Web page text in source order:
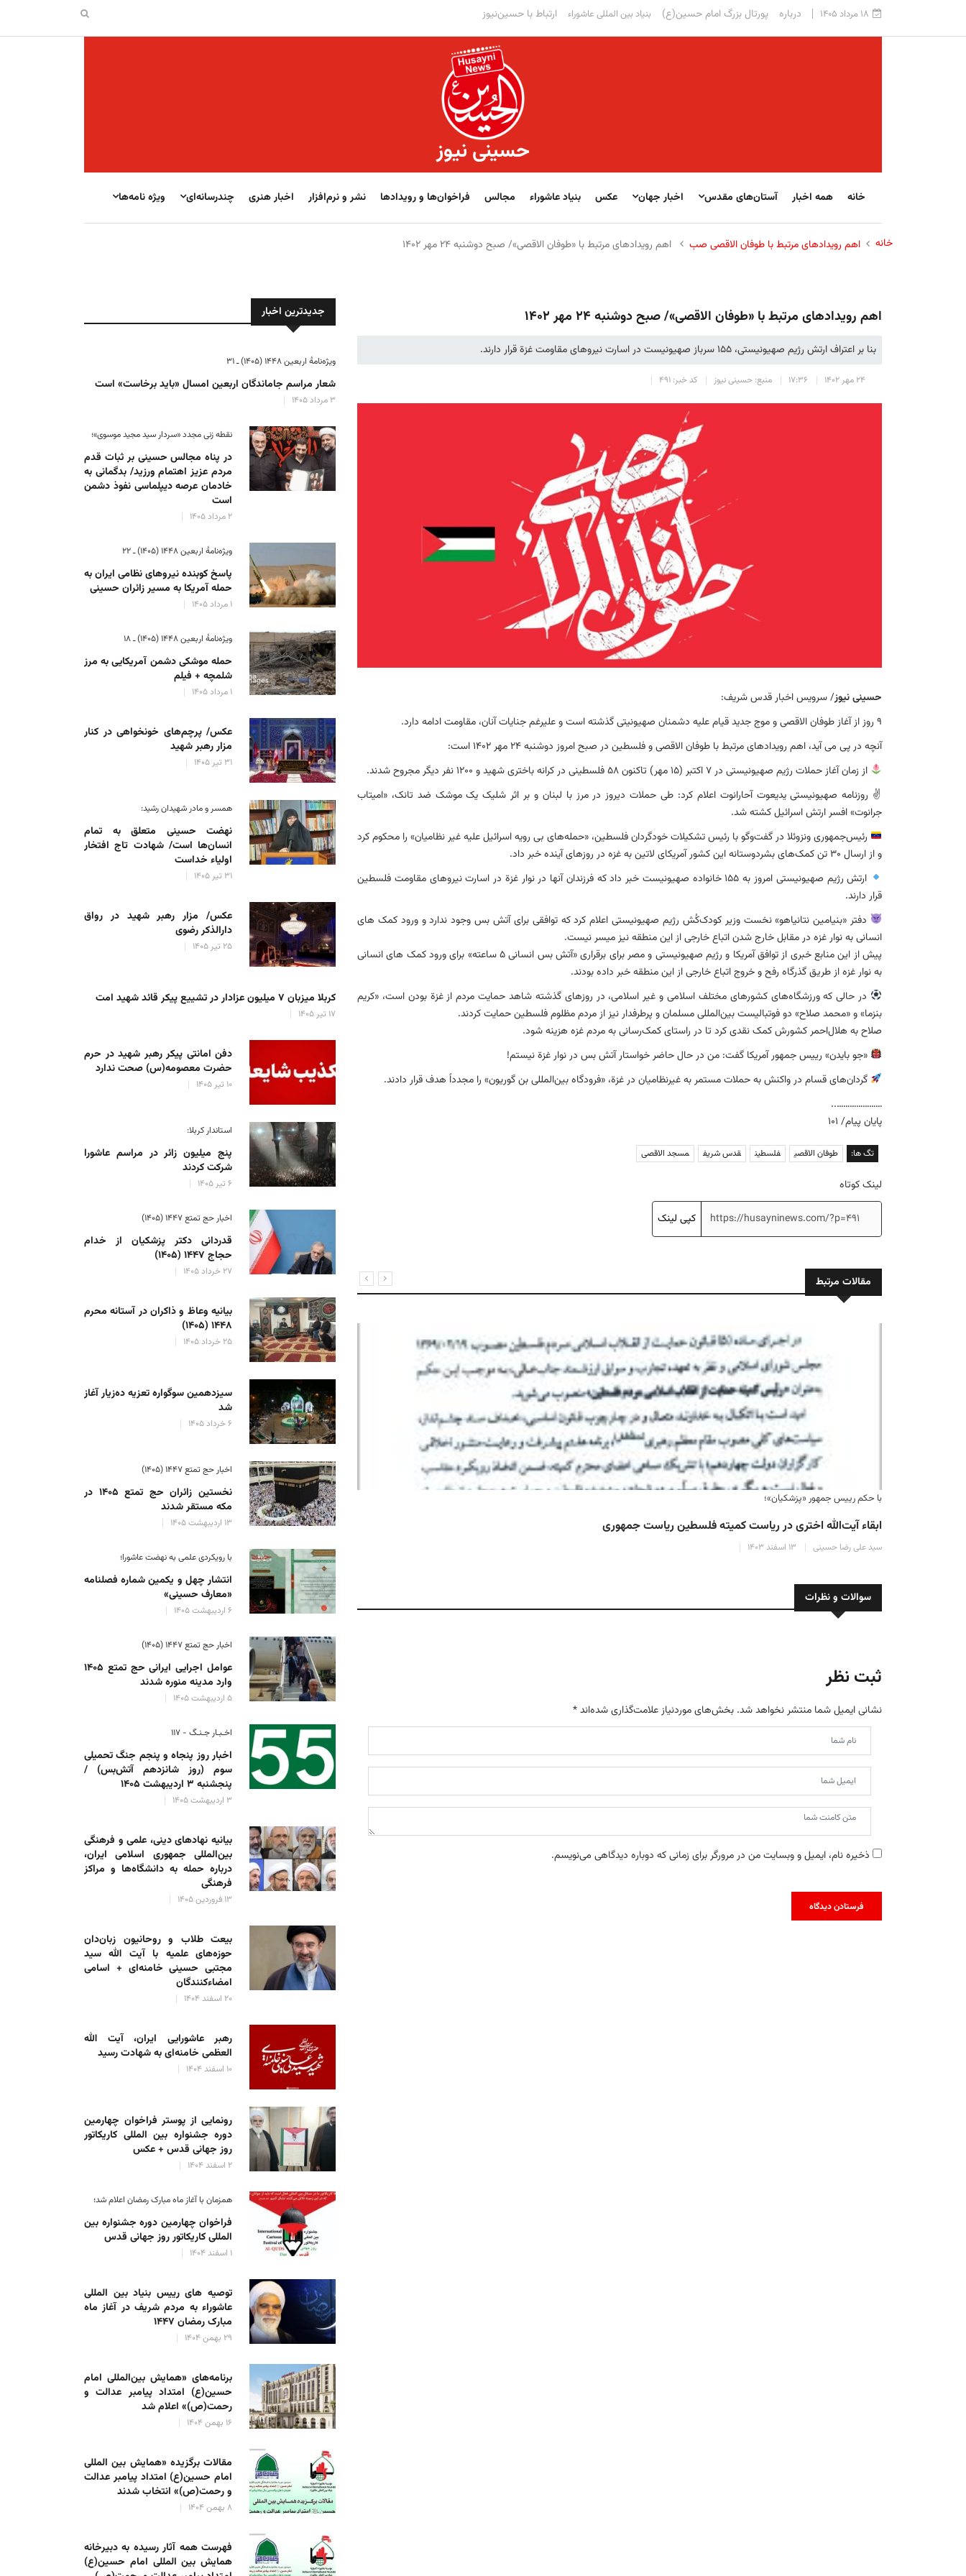
۱۸ مرداد ۱۴۰۵ درباره پورتال بزرگ امام حسین(ع) بنیاد بین المللی عاشوراء ارتباط با حسین‌نیوز
حسینی نیوز
خانه همه اخبار آستان‌های مقدس اخبار جهان عکس بنیاد عاشوراء مجالس فراخوان‌‏‏‏ها و رویدادها نشر و نرم‌افزار اخبار هنری چندرسانه‌ای ویژه نامه‌ها
خانه اهم رویدادهای مرتبط با طوفان الاقصی صب اهم رویدادهای مرتبط با «طوفان الاقصی»/ صبح دوشنبه ۲۴ مهر ۱۴۰۲
اهم رویدادهای مرتبط با «طوفان الاقصی»/ صبح دوشنبه ۲۴ مهر ۱۴۰۲
بنا بر اعتراف ارتش رژیم صهیونیستی، ۱۵۵ سرباز صهیونیست در اسارت نیروهای مقاومت غزة قرار دارند.
۲۴ مهر ۱۴۰۲ ۱۷:۳۶ منبع: حسینی نیوز کد خبر: ۴۹۱
حسینی نیوز/ سرویس اخبار قدس شریف:
۹ روز از آغاز طوفان الاقصی و موج جدید قیام علیه دشمنان صهیونیتی گذشته است و علیرغم جنایات آنان، مقاومت ادامه دارد.
آنچه در پی می آید، اهم رویدادهای مرتبط با طوفان الاقصی و فلسطین در صبح امروز دوشنبه ۲۴ مهر ۱۴۰۲ است:
از زمان آغاز حملات رژیم صهیونیستی در ۷ اکتبر (۱۵ مهر) تاکنون ۵۸ فلسطینی در کرانه باختری شهید و ۱۲۰۰ نفر دیگر مجروح شدند.
✌️ روزنامه صهیونیستی یدیعوت آحارانوت اعلام کرد: طی حملات دیروز در مرز با لبنان و بر اثر شلیک یک موشک ضد تانک، «امیتاب
جرانوت» افسر ارتش اسرائیل کشته شد.
رئیس‌جمهوری ونزوئلا در گفت‌وگو با رئیس تشکیلات خودگردان فلسطین، «حمله‌های بی رویه اسرائیل علیه غیر نظامیان» را محکوم کرد
و از ارسال ۳۰ تن کمک‌های بشردوستانه این کشور آمریکای لاتین به غزه در روزهای آینده خبر داد.
ارتش رژیم صهیونیستی امروز به ۱۵۵ خانواده صهیونیست خبر داد که فرزندان آنها در نوار غزة در اسارت نیروهای مقاومت فلسطین
قرار دارند.
دفتر «بنیامین نتانیاهو» نخست وزیر کودک‌کُش رژیم صهیونیستی اعلام کرد که توافقی برای آتش بس وجود ندارد و ورود کمک های
انسانی به نوار غزه در مقابل خارج شدن اتباع خارجی از این منطقه نیز میسر نیست.
پیش از این منابع خبری از توافق آمریکا و رژیم صهیونیستی و مصر برای برقراری «آتش بس انسانی ۵ ساعته» برای ورود کمک های انسانی
به نوار غزه از طریق گذرگاه رفح و خروج اتباع خارجی از این منطقه خبر داده بودند.
در حالی که ورزشگاه‌های کشورهای مختلف اسلامی و غیر اسلامی، در روزهای گذشته شاهد حمایت مردم از غزة بودن است، «کریم
بنزما» و «محمد صلاح» دو فوتبالیست بین‌المللی مسلمان و پرطرفدار نیز از مردم مظلوم فلسطین حمایت کردند.
صلاح به هلال‌احمر کشورش کمک نقدی کرد تا در راستای کمک‌رسانی به مردم غزه هزینه شود.
«جو بایدن» رییس جمهور آمریکا گفت: من در حال حاضر خواستار آتش بس در نوار غزة نیستم‌‌!
گردان‌های قسام در واکنش به حملات مستمر به غیرنظامیان در غزة، «فرودگاه بین‌المللی بن گوریون» را مجدداً هدف قرار دادند.
…………………..
پایان پیام/ ۱۰۱
تگ ها: طوفان الاقصی فلسطین قدس شریف مسجد الاقصی
لینک کوتاه
کپی لینک
مقالات مرتبط
با حکم رییس جمهور «پزشکیان»؛
ابقاء آیت‌الله اختری در ریاست کمیته فلسطین ریاست جمهوری
سید علی رضا حسینی ۱۳ اسفند ۱۴۰۳
اطلاعیه کمیته حمایت از انقلاب اسلامی مردم فلسطین درباره اکاذیب اخیر
سید علی رضا حسینی ۱۱ فروردین ۱۴۰۳
سوالات و نظرات
ثبت نظر
نشانی ایمیل شما منتشر نخواهد شد. بخش‌های موردنیاز علامت‌گذاری شده‌اند*
ذخیره نام، ایمیل و وبسایت من در مرورگر برای زمانی که دوباره دیدگاهی می‌نویسم.
جدیدترین اخبار
ویژه‌نامهٔ اربعین ۱۴۴۸ (۱۴۰۵) ـ ۳۱
شعار مراسم جاماندگان اربعین امسال «باید برخاست» است
۳ مرداد ۱۴۰۵
نقطه زنی مجدد «سردار سید مجید موسوی»؛
در پناه مجالس حسینی بر ثبات‌ قدم
مردم عزیز اهتمام ورزید/ بدگمانی به
خادمان عرصه دیپلماسی نفوذ دشمن
است
۲ مرداد ۱۴۰۵
ویژه‌نامهٔ اربعین ۱۴۴۸ (۱۴۰۵) ـ ۲۲
پاسخ کوبنده نیروهای نظامی ایران به
حمله آمریکا به مسیر زائران حسینی
۱ مرداد ۱۴۰۵
ویژه‌نامهٔ اربعین ۱۴۴۸ (۱۴۰۵) ـ ۱۸
حمله موشکی دشمن آمریکایی به مرز
شلمچه + فیلم
۱ مرداد ۱۴۰۵
عکس/ پرچم‌های خونخواهی در کنار
مزار رهبر شهید
۳۱ تیر ۱۴۰۵
همسر و مادر شهیدان رشید:
نهضت حسینی متعلق به تمام
انسان‌ها است/ شهادت تاج افتخار
اولیاء خداست
۳۱ تیر ۱۴۰۵
عکس/ مزار رهبر شهید در رواق
دارالذکر رضوی
۲۵ تیر ۱۴۰۵
کربلا میزبان ۷ میلیون عزادار در تشییع پیکر قائد شهید امت
۱۷ تیر ۱۴۰۵
دفن امانتی پیکر رهبر شهید در حرم
حضرت معصومه(س) صحت ندارد
۱۰ تیر ۱۴۰۵
استاندار کربلا:
پنج میلیون زائر در مراسم عاشورا
شرکت کردند
۶ تیر ۱۴۰۵
اخبار حج تمتع ۱۴۴۷ (۱۴۰۵)
قدردانی دکتر پزشکیان از خدام
حجاج ۱۴۴۷ (۱۴۰۵)
۲۷ خرداد ۱۴۰۵
بیانیه وعاظ و ذاکران در آستانه محرم
۱۴۴۸ (۱۴۰۵)
۲۵ خرداد ۱۴۰۵
سیزدهمین سوگواره تعزیه ده‌زیار آغاز
شد
۶ خرداد ۱۴۰۵
اخبار حج تمتع ۱۴۴۷ (۱۴۰۵)
نخستین زائران حج تمتع ۱۴۰۵ در
مکه مستقر شدند
۱۳ اردیبهشت ۱۴۰۵
با رویکردی علمی به نهضت عاشورا؛
انتشار چهل و یکمین شماره فصلنامه
«معارف حسینی»
۶ اردیبهشت ۱۴۰۵
اخبار حج تمتع ۱۴۴۷ (۱۴۰۵)
عوامل اجرایی ایرانی حج تمتع ۱۴۰۵
وارد مدینه منوره ‌شدند
۵ اردیبهشت ۱۴۰۵
اخـبـار جـنـگ - ۱۱۷
اخبار روز پنجاه و پنجم جنگ تحمیلی
سوم (روز شانزدهم آتش‌بس) /
پنجشنبه ۳ اردیبهشت ۱۴۰۵
۳ اردیبهشت ۱۴۰۵
بیانیه نهادهای دینی، علمی و فرهنگی
بین‌المللی جمهوری اسلامی ایران،
درباره حمله به دانشگاه‌ها و مراکز
فرهنگی
۱۳ فروردین ۱۴۰۵
بیعت طلاب و روحانیون زبان‌دان
حوزه‌های علمیه با آیت الله سید
مجتبی حسینی خامنه‌ای + اسامی
امضاءکنندگان
۲۰ اسفند ۱۴۰۴
رهبر عاشورایی ایران، آیت الله
العظمی خامنه‌ای به شهادت رسید
۱۰ اسفند ۱۴۰۴
رونمایی از پوستر فراخوان چهارمین
دوره جشنواره بین المللی کاریکاتور
روز جهانی قدس + عکس
۲ اسفند ۱۴۰۴
همزمان با آغاز ماه مبارک رمضان اعلام شد؛
فراخوان چهارمین دوره جشنواره بین
المللی کاریکاتور روز جهانی قدس
۱ اسفند ۱۴۰۴
توصیه های رییس بنیاد بین المللی
عاشوراء به مردم شریف در آغاز ماه
مبارک رمضان ۱۴۴۷
۲۹ بهمن ۱۴۰۴
برنامه‌های «همایش بین‌المللی امام
حسین(ع) امتداد پیامبر عدالت و
رحمت(ص)» اعلام شد
۱۶ بهمن ۱۴۰۴
مقالات برگزیده «همایش بین المللی
امام حسین(ع) امتداد پیامبر عدالت
و رحمت(ص)» انتخاب شدند
۸ بهمن ۱۴۰۴
فهرست همه آثار رسیده به دبیرخانه
همایش بین المللی امام حسین(ع)